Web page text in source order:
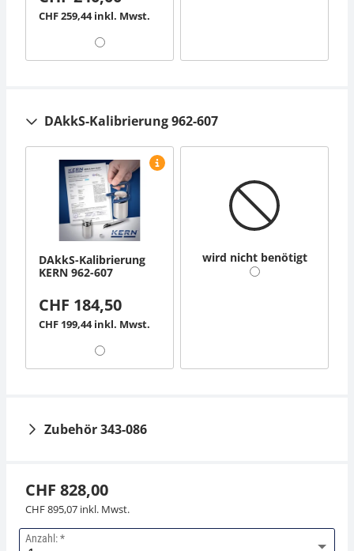
CHF 259,44 inkl. Mwst.
DAkkS-Kalibrierung 962-607
DAkkS-Kalibrierung
KERN 962-607
CHF 184,50
CHF 199,44 inkl. Mwst.
wird nicht benötigt
Zubehör 343-086
CHF 828,00
CHF 895,07 inkl. Mwst.
Anzahl: